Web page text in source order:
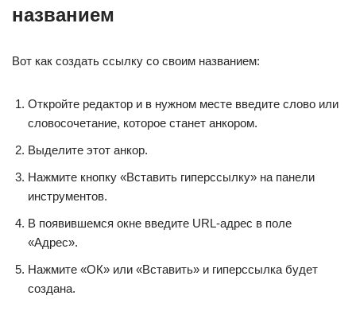
названием
Вот как создать ссылку со своим названием:
Откройте редактор и в нужном месте введите слово или
словосочетание, которое станет анкором.
Выделите этот анкор.
Нажмите кнопку «Вставить гиперссылку» на панели
инструментов.
В появившемся окне введите URL-адрес в поле
«Адрес».
Нажмите «ОК» или «Вставить» и гиперссылка будет
создана.